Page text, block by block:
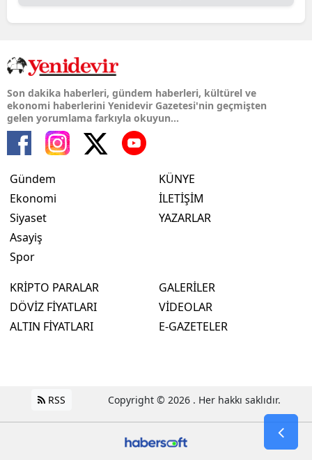
Son dakika haberleri, gündem haberleri, kültürel ve
ekonomi haberlerini Yenidevir Gazetesi'nin geçmişten
gelen yorumlama farkıyla okuyun...
Gündem
Ekonomi
Siyaset
Asayiş
Spor
KÜNYE
İLETİŞİM
YAZARLAR
KRİPTO PARALAR
DÖVİZ FİYATLARI
ALTIN FİYATLARI
GALERİLER
VİDEOLAR
E-GAZETELER
RSS Copyright © 2026 . Her hakkı saklıdır.